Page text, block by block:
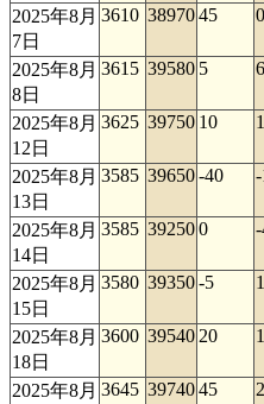
2025年8月
7日
3610 3897045 0
2025年8月
8日
3615 39580 5
2025年8月
12日
3625 39750 10
2025年8月
13日
3585 39650-40
2025年8月
14日
3585 392500
2025年8月
15日
3580 39350-5
2025年8月
18日
3600 39540 20
2025年8月 3645 3974045